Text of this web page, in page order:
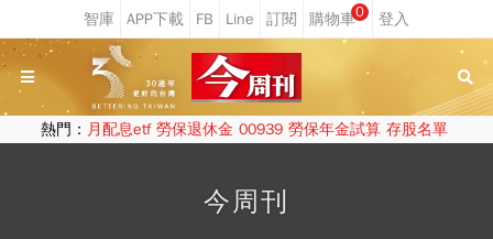
0
熱門： 月配息etf 勞保退休金 00939 勞保年金試算 存股名單
今周刊